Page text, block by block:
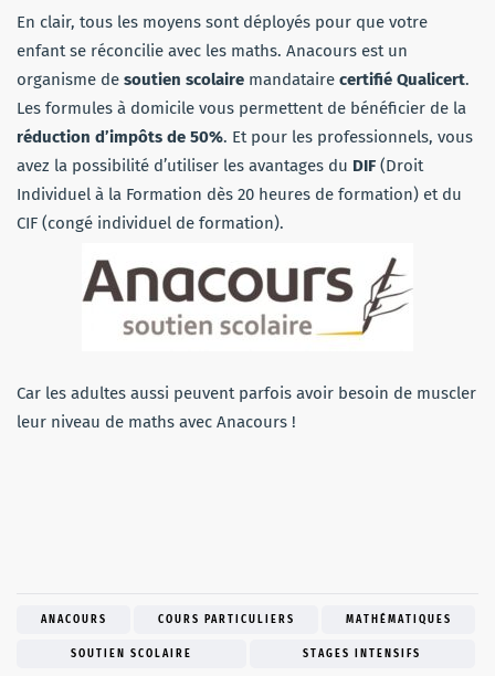
En clair, tous les moyens sont déployés pour que votre
enfant se réconcilie avec les maths. Anacours est un
organisme de soutien scolaire mandataire certifié Qualicert.
Les formules à domicile vous permettent de bénéficier de la
réduction d’impôts de 50%. Et pour les professionnels, vous
avez la possibilité d’utiliser les avantages du DIF (Droit
Individuel à la Formation dès 20 heures de formation) et du
CIF (congé individuel de formation).
Car les adultes aussi peuvent parfois avoir besoin de muscler
leur niveau de maths avec Anacours !
ANACOURS COURS PARTICULIERS MATHÉMATIQUES
SOUTIEN SCOLAIRE STAGES INTENSIFS